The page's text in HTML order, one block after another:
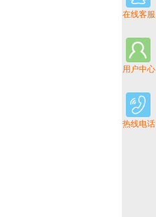
在线客服
用户中心
热线电话